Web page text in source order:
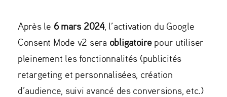
Après le 6 mars 2024, l’activation du Google
Consent Mode v2 sera obligatoirepour utiliser
pleinement les fonctionnalités (publicités
retargeting et personnalisées, création
d’audience, suivi avancé des conversions, etc.)